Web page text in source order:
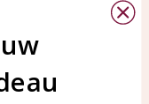
WhatsApp Ma-Vr